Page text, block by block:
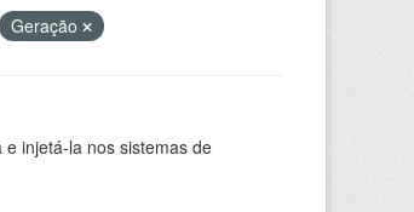
Geração
injetá-la nos sistemas de